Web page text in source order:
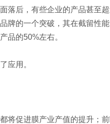
后，有些企业的产品甚至超
牌的一个突破，其在截留性
品的50%左右。
应用。
促进膜产业产值的提升；